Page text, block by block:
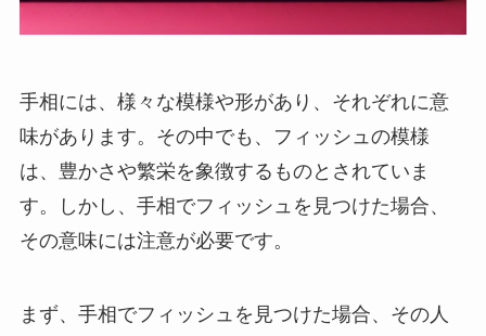
手相には、様々な模様や形があり、それぞれに意
味があります。その中でも、フィッシュの模様
は、豊かさや繁栄を象徴するものとされていま
す。しかし、手相でフィッシュを見つけた場合、
その意味には注意が必要です。
まず、手相でフィッシュを見つけた場合、その人